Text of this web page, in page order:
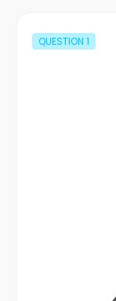
QUESTION 1